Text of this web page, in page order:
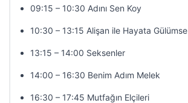
09:15 – 10:30 Adını Sen Koy
10:30 – 13:15 Alişan ile Hayata Gülümse
13:15 – 14:00 Seksenler
14:00 – 16:30 Benim Adım Melek
16:30 – 17:45 Mutfağın Elçileri